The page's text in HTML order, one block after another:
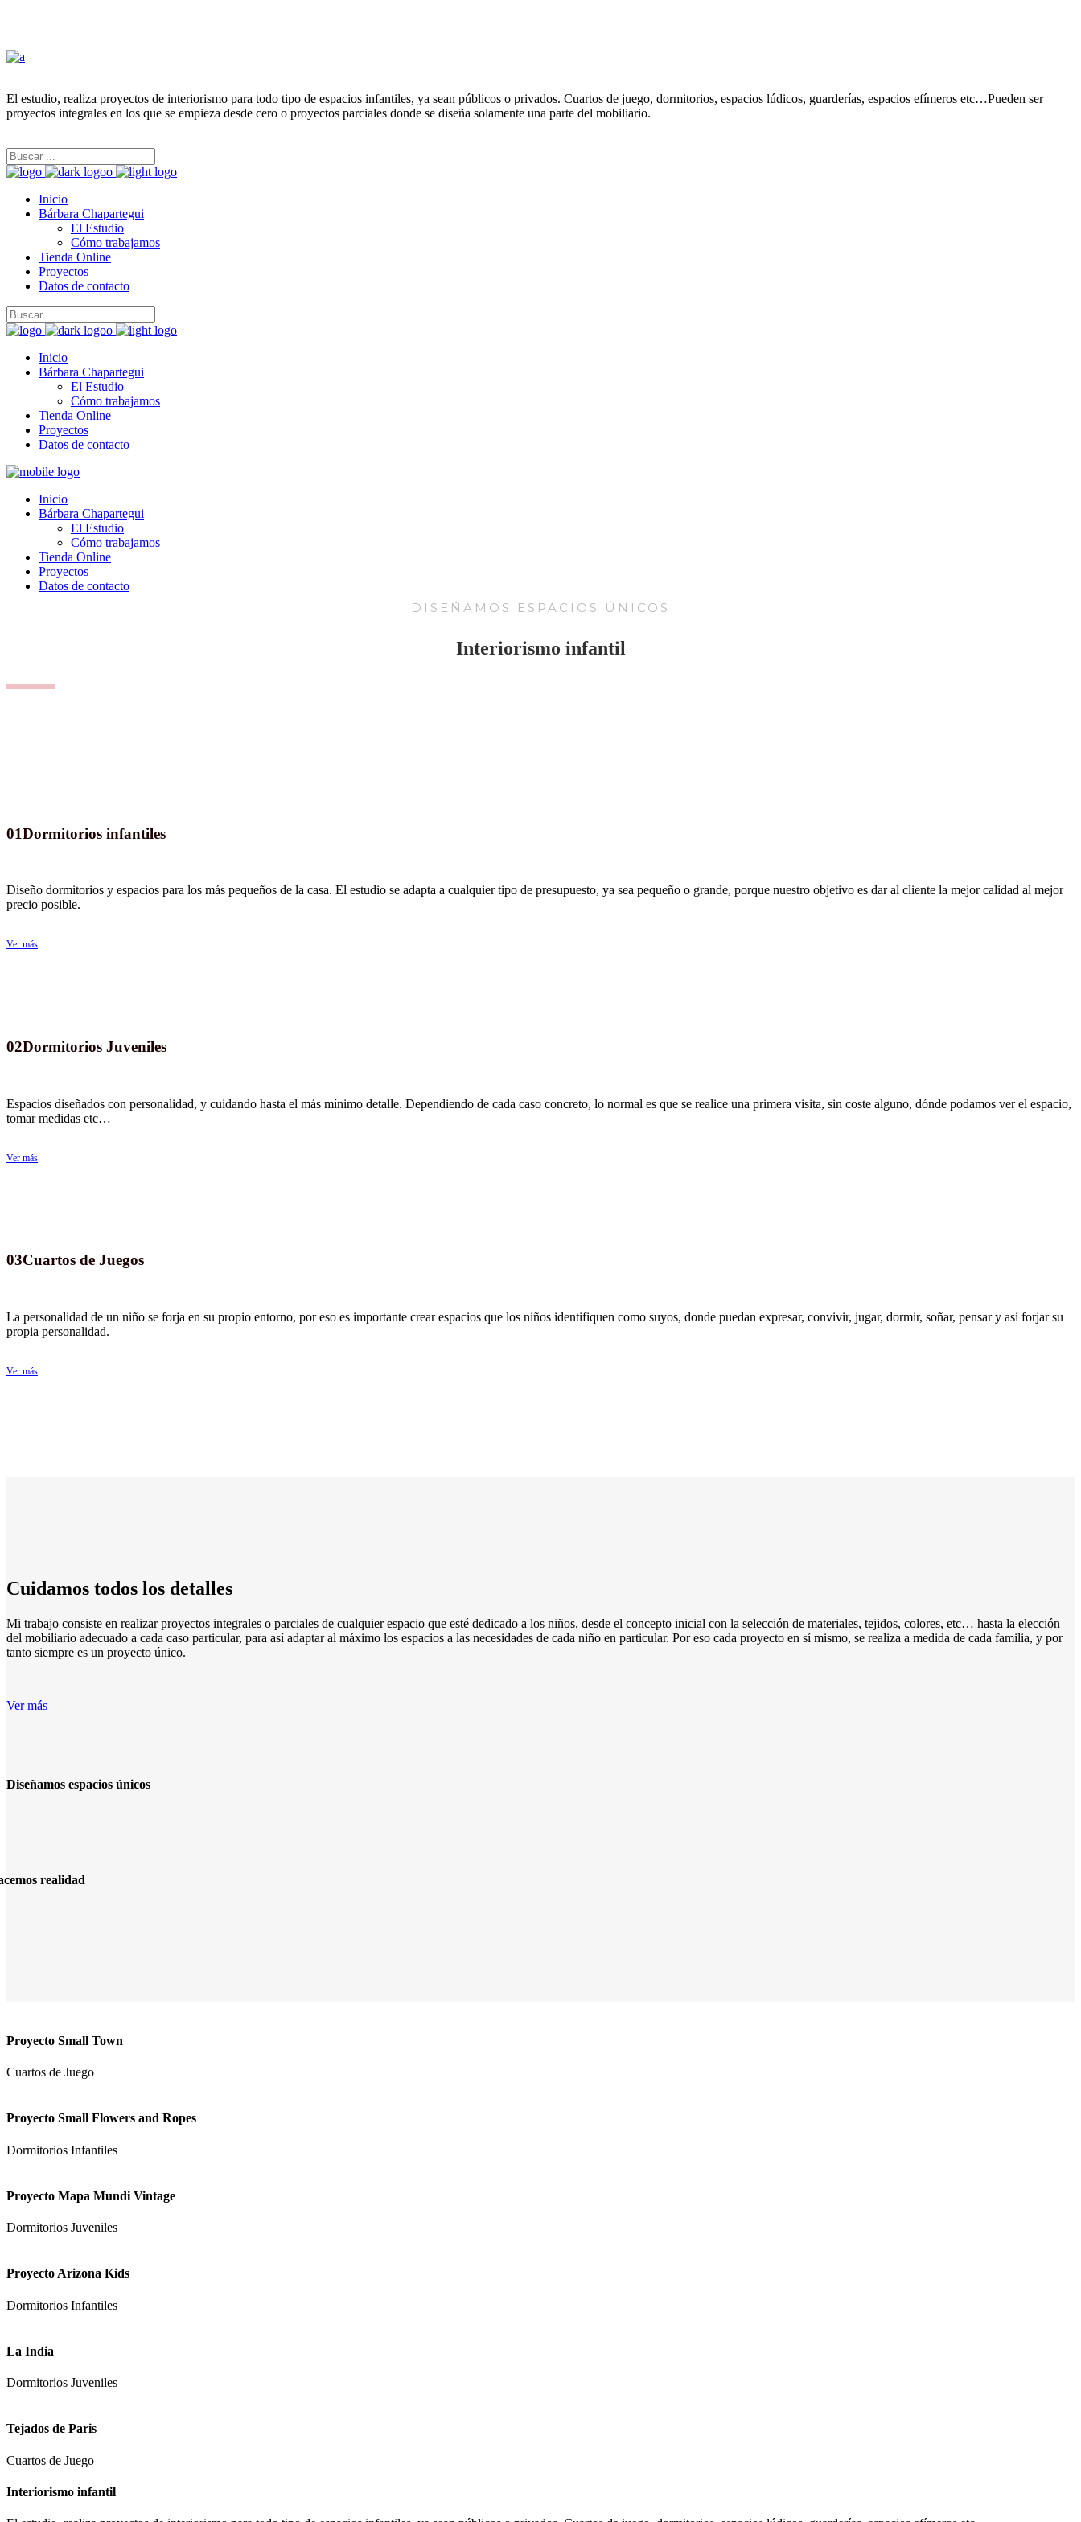
El estudio, realiza proyectos de interiorismo para todo tipo de espacios infantiles, ya sean públicos o privados. Cuartos de juego, dormitorios, espacios lúdicos, guarderías, espacios efímeros etc…Pueden ser
proyectos integrales en los que se empieza desde cero o proyectos parciales donde se diseña solamente una parte del mobiliario.
Inicio
Bárbara Chapartegui
El Estudio
Cómo trabajamos
Tienda Online
Proyectos
Datos de contacto
Inicio
Bárbara Chapartegui
El Estudio
Cómo trabajamos
Tienda Online
Proyectos
Datos de contacto
Inicio
Bárbara Chapartegui
El Estudio
Cómo trabajamos
Tienda Online
Proyectos
Datos de contacto
DISEÑAMOS ESPACIOS ÚNICOS
Interiorismo infantil
01Dormitorios infantiles
Diseño dormitorios y espacios para los más pequeños de la casa. El estudio se adapta a cualquier tipo de presupuesto, ya sea pequeño o grande, porque nuestro objetivo es dar al cliente la mejor calidad al mejor
precio posible.
Ver más
02Dormitorios Juveniles
Espacios diseñados con personalidad, y cuidando hasta el más mínimo detalle. Dependiendo de cada caso concreto, lo normal es que se realice una primera visita, sin coste alguno, dónde podamos ver el espacio,
tomar medidas etc…
Ver más
03Cuartos de Juegos
La personalidad de un niño se forja en su propio entorno, por eso es importante crear espacios que los niños identifiquen como suyos, donde puedan expresar, convivir, jugar, dormir, soñar, pensar y así forjar su
propia personalidad.
Ver más
Cuidamos todos los detalles
Mi trabajo consiste en realizar proyectos integrales o parciales de cualquier espacio que esté dedicado a los niños, desde el concepto inicial con la selección de materiales, tejidos, colores, etc… hasta la elección
del mobiliario adecuado a cada caso particular, para así adaptar al máximo los espacios a las necesidades de cada niño en particular. Por eso cada proyecto en sí mismo, se realiza a medida de cada familia, y por
tanto siempre es un proyecto único.
Ver más
Diseñamos espacios únicos
realidad
Proyecto Small Town
Cuartos de Juego
Proyecto Small Flowers and Ropes
Dormitorios Infantiles
Proyecto Mapa Mundi Vintage
Dormitorios Juveniles
Proyecto Arizona Kids
Dormitorios Infantiles
La India
Dormitorios Juveniles
Tejados de Paris
Cuartos de Juego
Interiorismo infantil